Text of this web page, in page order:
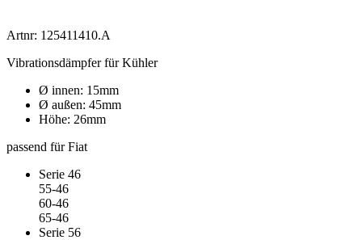
Artnr: 125411410.A
Vibrationsdämpfer für Kühler
Ø innen: 15mm
Ø außen: 45mm
Höhe: 26mm
passend für Fiat
Serie 46
55-46
60-46
65-46
Serie 56